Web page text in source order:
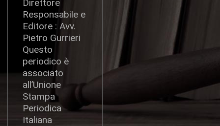
Direttore
Responsabile e
Editore : Avv.
Pietro Gurrieri
Questo
periodico è
associato
all’Unione
Stampa
Periodica
Italiana